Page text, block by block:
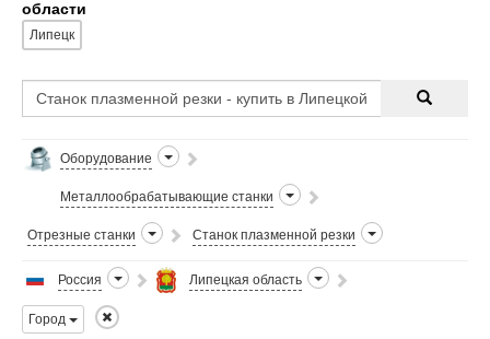
области
Липецк
Оборудование
Металлообрабатывающие станки
Отрезные станки Станок плазменной резки
Россия Липецкая область
Город